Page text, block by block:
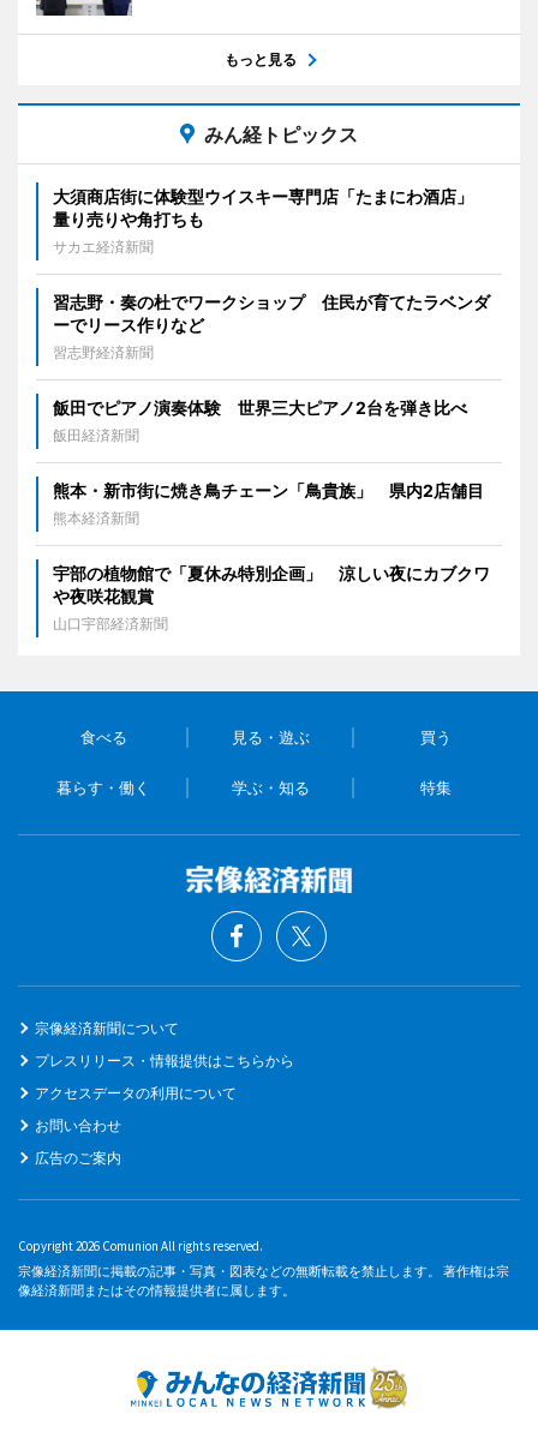
もっと見る
みん経トピックス
大須商店街に体験型ウイスキー専門店「たまにわ酒店」
量り売りや角打ちも
サカエ経済新聞
習志野・奏の杜でワークショップ 住民が育てたラベンダ
ーでリース作りなど
習志野経済新聞
飯田でピアノ演奏体験 世界三大ピアノ2台を弾き比べ
飯田経済新聞
熊本・新市街に焼き鳥チェーン「鳥貴族」 県内2店舗目
熊本経済新聞
宇部の植物館で「夏休み特別企画」 涼しい夜にカブクワ
や夜咲花観賞
山口宇部経済新聞
食べる 見る・遊ぶ 買う
暮らす・働く 学ぶ・知る 特集
宗像経済新聞について
プレスリリース・情報提供はこちらから
アクセスデータの利用について
お問い合わせ
広告のご案内
Copyright 2026 Comunion All rights reserved.
宗像経済新聞に掲載の記事・写真・図表などの無断転載を禁止します。 著作権は宗
像経済新聞またはその情報提供者に属します。